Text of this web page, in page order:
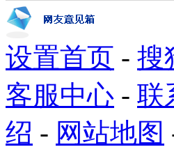
设置首页 - 搜
客服中心 - 联
绍 - 网站地图